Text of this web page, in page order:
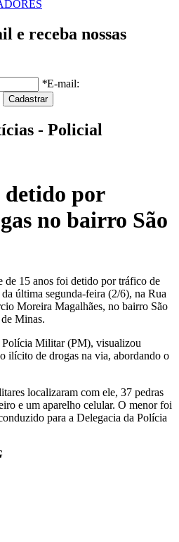
e receba nossas
*E-mail:
- Policial
detido por
no bairro São
de 15 anos foi detido por tráfico de
última segunda-feira (2/6), na Rua
Moreira Magalhães, no bairro São
Minas.
Polícia Militar (PM), visualizou
ilícito de drogas na via, abordando o
localizaram com ele, 37 pedras
e um aparelho celular. O menor foi
para a Delegacia da Polícia